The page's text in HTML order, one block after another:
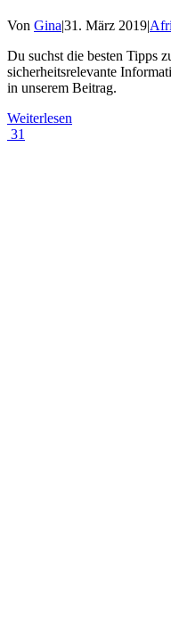
Von Gina|31. März 2019|
Du suchst die besten Tipps
sicherheitsrelevante
in unserem Beitrag.
Weiterlesen
31